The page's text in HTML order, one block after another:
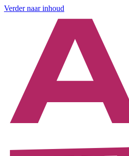
Verder naar inhoud